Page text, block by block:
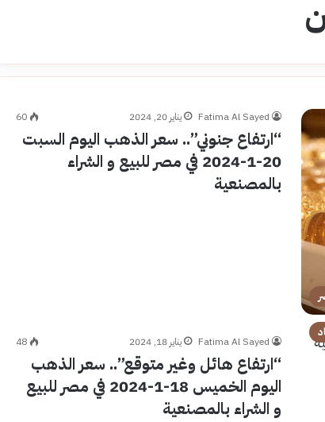
Fatima Al Sayed يناير 20, 2024 60
“ارتفاع جنوني”.. سعر الذهب اليوم السبت
20-1-2024 في مصر للبيع و الشراء
بالمصنعية
Fatima Al Sayed يناير 18, 2024 48
“ارتفاع هائل وغير متوقع”.. سعر الذهب
اليوم الخميس 18-1-2024 في مصر للبيع
و الشراء بالمصنعية